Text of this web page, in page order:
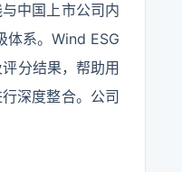
中国上市公司内
体系。Wind ESG
分结果，帮助用
深度整合。公司